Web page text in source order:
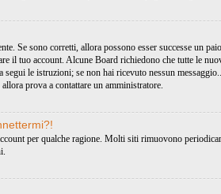
Se sono corretti, allora possono esser successe un
il tuo account. Alcune Board richiedono che tutte le
le istruzioni; se non hai ricevuto nessun
prova a contattare un amministratore.
per qualche ragione. Molti siti rimuovono